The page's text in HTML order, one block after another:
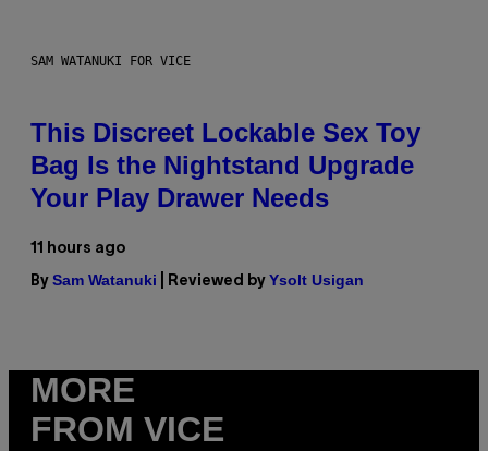
SAM WATANUKI FOR VICE
This Discreet Lockable Sex Toy
Bag Is the Nightstand Upgrade
Your Play Drawer Needs
11 hours ago
By Sam Watanuki | Reviewed by Ysolt Usigan
MORE
FROM VICE